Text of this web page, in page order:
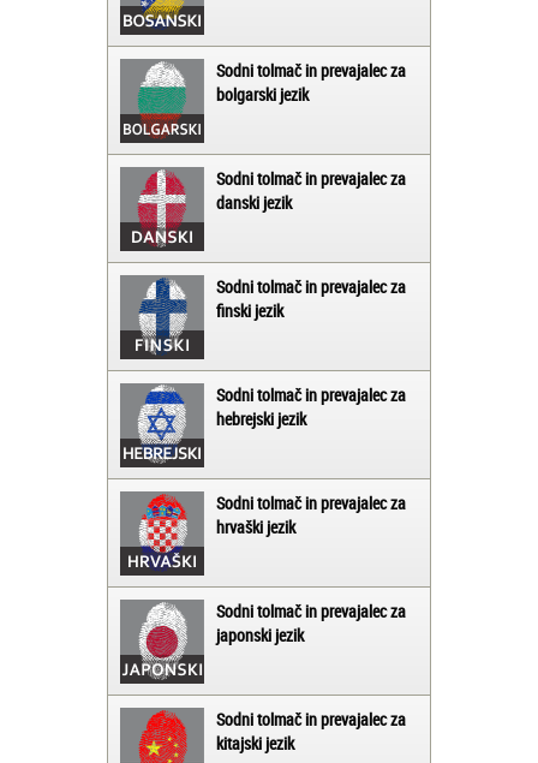
Sodni tolmač in prevajalec za
bolgarski jezik
Sodni tolmač in prevajalec za
danski jezik
Sodni tolmač in prevajalec za
finski jezik
Sodni tolmač in prevajalec za
hebrejski jezik
Sodni tolmač in prevajalec za
hrvaški jezik
Sodni tolmač in prevajalec za
japonski jezik
Sodni tolmač in prevajalec za
kitajski jezik